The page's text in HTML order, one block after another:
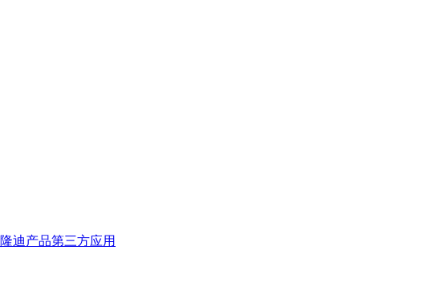
隆迪产品第三方应用